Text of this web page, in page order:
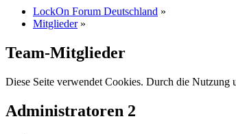
LockOn Forum Deutschland »
Mitglieder »
Team-Mitglieder
Diese Seite verwendet Cookies. Durch die Nutzung
Administratoren 2